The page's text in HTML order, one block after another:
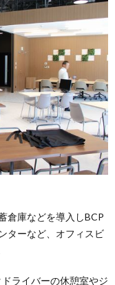
倉庫などを導入しBCP
ターなど、オフィスビ
ライバーの休憩室やジ